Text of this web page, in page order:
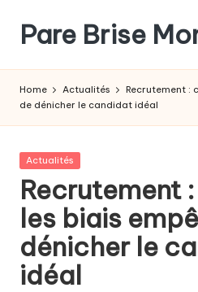
content
Pare Brise
Home Actualités
Recrutement :
de dénicher le candidat idéal
Posted
Actualités
Recrutement
les biais
dénicher le
idéal